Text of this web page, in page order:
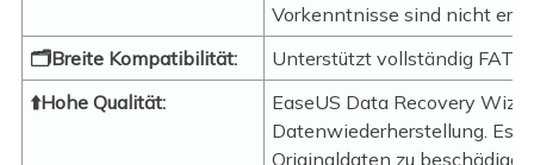
Vorkenntnisse sind nicht
🗂️Breite Kompatibilität:
Unterstützt vollständig
⬆️Hohe Qualität:
EaseUS Data Recovery
Datenwiederherstellung. Es
Originaldaten zu